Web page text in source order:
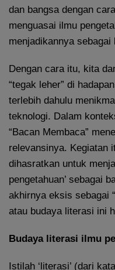
dan bangsa dengan
menguasai ilmu
menjadikannya
Dengan cara itu, kita
“tegak leher” di
terlebih dahulu
teknologi. Dalam
“Bacan Membaca”
relevansinya. Kegiatan
dihasratkan untuk
pengetahuan’ sebagai
akhirnya eksis sebagai
atau budaya literasi ini
Budaya literasi ilmu
Istilah ‘literasi’ (dari